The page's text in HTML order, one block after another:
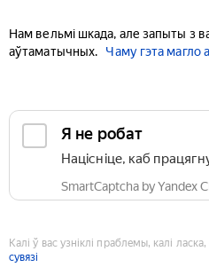
Нам вельмі шкада, але запыты з
аўтаматычных.
Чаму гэта магло
Я не робат
Націсніце, каб
SmartCaptcha by Yandex
Калі ў вас узніклі праблемы, калі
сувязі